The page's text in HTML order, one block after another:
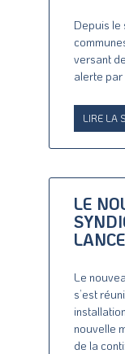
Depuis le
versant
alerte
LIRE LA
LE
Le
s’est
nouvelle
de la